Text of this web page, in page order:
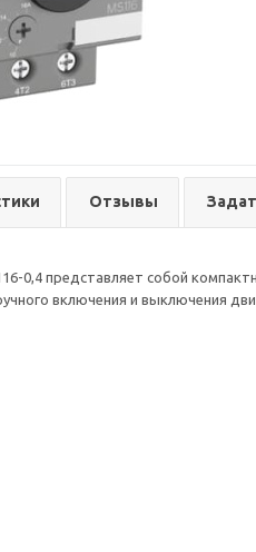
Отзывы
0,4 представляет собой
включения и выключения